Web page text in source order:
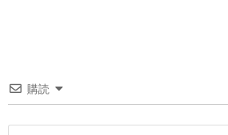
ー
シ
購読